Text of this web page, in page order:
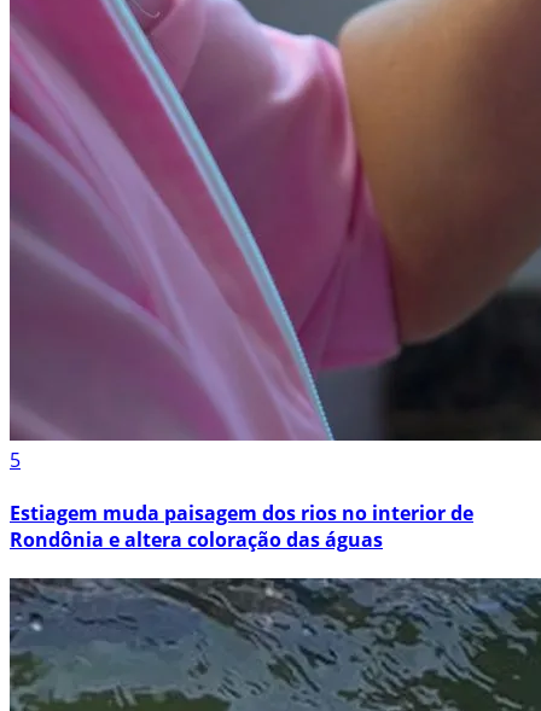
5
Estiagem muda paisagem dos rios no interior de
Rondônia e altera coloração das águas